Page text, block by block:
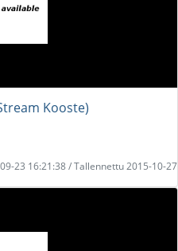
Kooste)
23 16:21:38 / Tallennettu 2015-10-27